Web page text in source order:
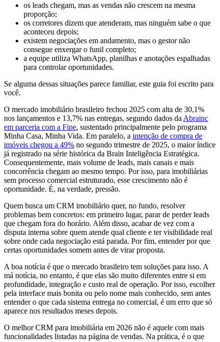
os leads chegam, mas as vendas não crescem na mesma
proporção;
os corretores dizem que atenderam, mas ninguém sabe o que
aconteceu depois;
existem negociações em andamento, mas o gestor não
consegue enxergar o funil completo;
a equipe utiliza WhatsApp, planilhas e anotações espalhadas
para controlar oportunidades.
Se alguma dessas situações parece familiar, este guia foi escrito para
você.
O mercado imobiliário brasileiro fechou 2025 com alta de 30,1%
nos lançamentos e 13,7% nas entregas, segundo dados da Abrainc
em parceria com a Fipe, sustentado principalmente pelo programa
Minha Casa, Minha Vida. Em paralelo, a intenção de compra de
imóveis chegou a 49% no segundo trimestre de 2025, o maior índice
já registrado na série histórica da Brain Inteligência Estratégica.
Consequentemente, mais volume de leads, mais canais e mais
concorrência chegam ao mesmo tempo. Por isso, para imobiliárias
sem processo comercial estruturado, esse crescimento não é
oportunidade. É, na verdade, pressão.
Quem busca um CRM imobiliário quer, no fundo, resolver
problemas bem concretos: em primeiro lugar, parar de perder leads
que chegam fora do horário. Além disso, acabar de vez com a
disputa interna sobre quem atende qual cliente e ter visibilidade real
sobre onde cada negociação está parada. Por fim, entender por que
certas oportunidades somem antes de virar proposta.
A boa notícia é que o mercado brasileiro tem soluções para isso. A
má notícia, no entanto, é que elas são muito diferentes entre si em
profundidade, integração e custo real de operação. Por isso, escolher
pela interface mais bonita ou pelo nome mais conhecido, sem antes
entender o que cada sistema entrega no comercial, é um erro que só
aparece nos resultados meses depois.
O melhor CRM para imobiliária em 2026 não é aquele com mais
funcionalidades listadas na página de vendas. Na prática, é o que